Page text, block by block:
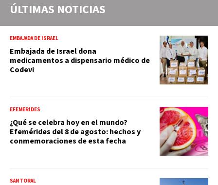
ÚLTIMAS NOTICIAS
EMBAJADA DE ISRAEL
Embajada de Israel dona
medicamentos a dispensario médico de
Codevi
EFEMÉRIDES
¿Qué se celebra hoy en el mundo?
Efemérides del 8 de agosto: hechos y
conmemoraciones de esta fecha
SANTORAL